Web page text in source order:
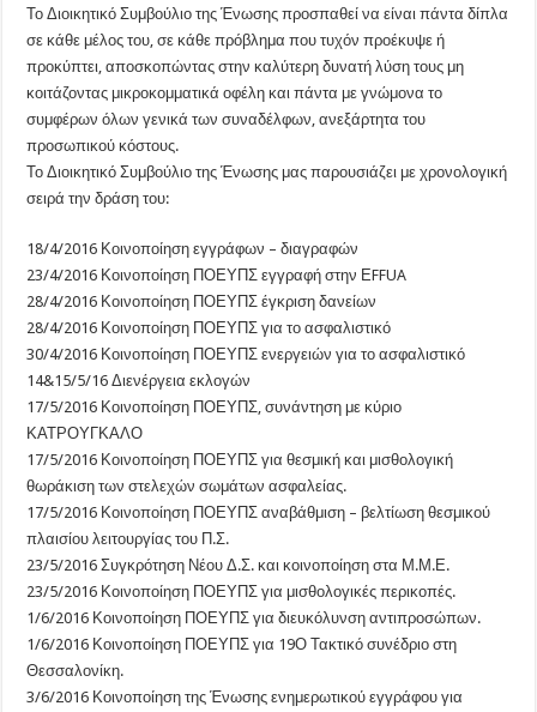
Το Διοικητικό Συμβούλιο της Ένωσης προσπαθεί να είναι πάντα δίπλα
σε κάθε μέλος του, σε κάθε πρόβλημα που τυχόν προέκυψε ή
προκύπτει, αποσκοπώντας στην καλύτερη δυνατή λύση τους μη
κοιτάζοντας μικροκομματικά οφέλη και πάντα με γνώμονα το
συμφέρων όλων γενικά των συναδέλφων, ανεξάρτητα του
προσωπικού κόστους.
Το Διοικητικό Συμβούλιο της Ένωσης μας παρουσιάζει με χρονολογική
σειρά την δράση του:
18/4/2016 Κοινοποίηση εγγράφων – διαγραφών
23/4/2016 Κοινοποίηση ΠΟΕΥΠΣ εγγραφή στην ΕFFUA
28/4/2016 Κοινοποίηση ΠΟΕΥΠΣ έγκριση δανείων
28/4/2016 Κοινοποίηση ΠΟΕΥΠΣ για το ασφαλιστικό
30/4/2016 Κοινοποίηση ΠΟΕΥΠΣ ενεργειών για το ασφαλιστικό
14&15/5/16 Διενέργεια εκλογών
17/5/2016 Κοινοποίηση ΠΟΕΥΠΣ, συνάντηση με κύριο
ΚΑΤΡΟΥΓΚΑΛΟ
17/5/2016 Κοινοποίηση ΠΟΕΥΠΣ για θεσμική και μισθολογική
θωράκιση των στελεχών σωμάτων ασφαλείας.
17/5/2016 Κοινοποίηση ΠΟΕΥΠΣ αναβάθμιση – βελτίωση θεσμικού
πλαισίου λειτουργίας του Π.Σ.
23/5/2016 Συγκρότηση Νέου Δ.Σ. και κοινοποίηση στα Μ.Μ.Ε.
23/5/2016 Κοινοποίηση ΠΟΕΥΠΣ για μισθολογικές περικοπές.
1/6/2016 Κοινοποίηση ΠΟΕΥΠΣ για διευκόλυνση αντιπροσώπων.
1/6/2016 Κοινοποίηση ΠΟΕΥΠΣ για 19Ο Τακτικό συνέδριο στη
Θεσσαλονίκη.
3/6/2016 Κοινοποίηση της Ένωσης ενημερωτικού εγγράφου για